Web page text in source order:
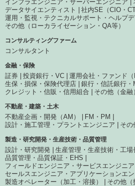
インフラエンジニア・サーバーエンジニア
データサイエンティスト
社内SE（CIO・
運用・監視・テクニカルサポート・ヘルプデ
その他（ローカライゼーション・QA等）
コンサルティングファーム
コンサルタント
金融・保険
証券 投資銀行・VC
運用会社・ファンド（
生保・損保・保険代理店
銀行・信託銀行・
クレジット・信販・信用組合
その他（金融
不動産・建築・土木
不動産企画・開発（AM）
FM・PM
設計・施工管理・プラントエンジニア
その
製造・研究開発・生産技術・品質管理
設計・研究開発
生産管理・生産技術・工場
品質管理・品質保証・EHS
フィールドエンジニア・サービスエンジニ
セールスエンジニア・アプリケーションエ
製造オペレーター（加工・溶接）
その他（